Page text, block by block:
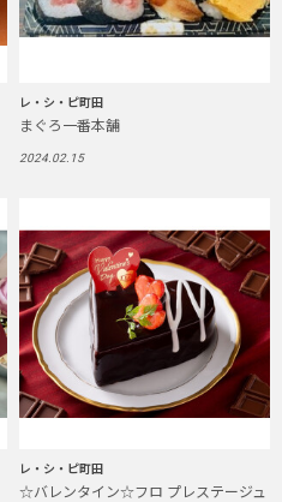
レ・シ・ピ町田
まぐろ一番本舗
2024.02.15
レ・シ・ピ町田
☆バレンタイン☆フロ プレステージュ